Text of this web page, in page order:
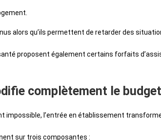
alors qu’ils permettent de retarder des
proposent également certains forfaits
complètement le budget
impossible, l’entrée en établissement
sur trois composantes :